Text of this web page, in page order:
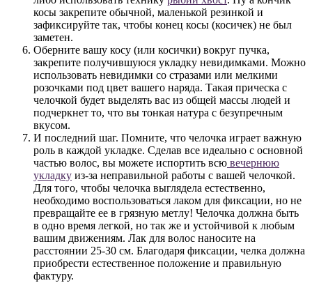
косы закрепите обычной, маленькой резинкой и
зафиксируйте так, чтобы конец косы (косичек) не был
заметен.
Оберните вашу косу (или косички) вокруг пучка,
закрепите получившуюся укладку невидимками. Можно
использовать невидимки со стразами или мелкими
розочками под цвет вашего наряда. Такая прическа с
челочкой будет выделять вас из общей массы людей и
подчеркнет то, что вы тонкая натура с безупречным
вкусом.
И последний шаг. Помните, что челочка играет важную
роль в каждой укладке. Сделав все идеально с основной
частью волос, вы можете испортить всю вечернюю
укладку из-за неправильной работы с вашей челочкой.
Для того, чтобы челочка выглядела естественно,
необходимо воспользоваться лаком для фиксации, но не
превращайте ее в грязную метлу! Челочка должна быть
в одно время легкой, но так же и устойчивой к любым
вашим движениям. Лак для волос наносите на
расстоянии 25-30 см. Благодаря фиксации, челка должна
приобрести естественное положение и правильную
фактуру.